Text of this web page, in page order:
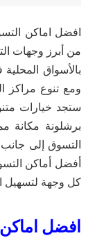
افضل اماكن
من أبرز وجهات
بالأسواق
ومع تنوع مراكز
ستجد خيارات
برشلونة مكانة
التسوق إلى
أفضل أماكن
كل وجهة لتسهيل
افضل